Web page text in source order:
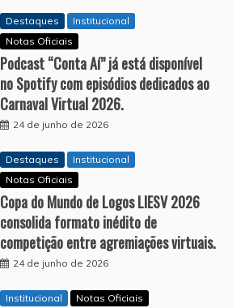
Destaques
Institucional
Notas Oficiais
Podcast “Conta Aí” já está disponível
no Spotify com episódios dedicados ao
Carnaval Virtual 2026.
24 de junho de 2026
Destaques
Institucional
Notas Oficiais
Copa do Mundo de Logos LIESV 2026
consolida formato inédito de
competição entre agremiações virtuais.
24 de junho de 2026
Institucional Notas Oficiais